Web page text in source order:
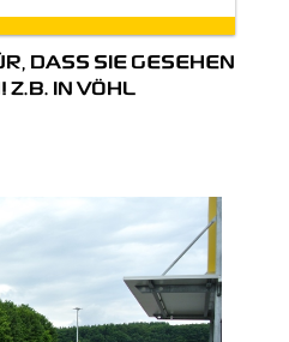
DASS SIE GESEHEN
Z.B. IN VÖHL